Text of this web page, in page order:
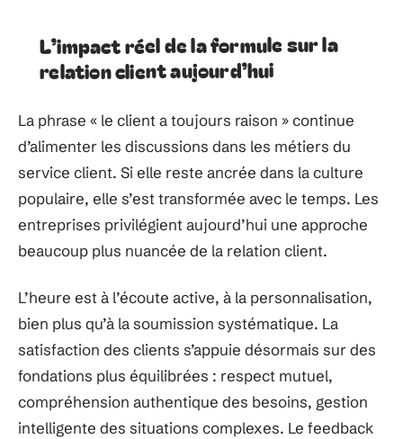
L’impact réel de la formule sur la
relation client aujourd’hui
La phrase « le client a toujours raison » continue
d’alimenter les discussions dans les métiers du
service client. Si elle reste ancrée dans la culture